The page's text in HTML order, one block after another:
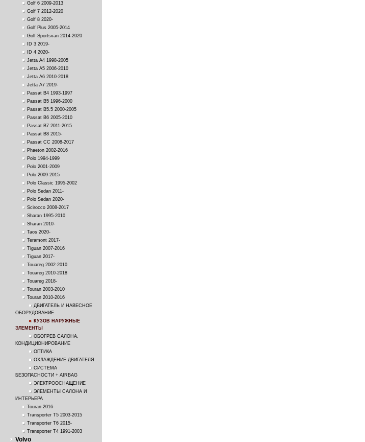
Golf 6 2009-2013
Golf 7 2012-2020
Golf 8 2020-
Golf Plus 2005-2014
Golf Sportsvan 2014-2020
ID 3 2019-
ID 4 2020-
Jetta A4 1998-2005
Jetta A5 2006-2010
Jetta A6 2010-2018
Jetta A7 2019-
Passat B4 1993-1997
Passat B5 1996-2000
Passat B5.5 2000-2005
Passat B6 2005-2010
Passat B7 2011-2015
Passat B8 2015-
Passat CC 2008-2017
Phaeton 2002-2016
Polo 1994-1999
Polo 2001-2009
Polo 2009-2015
Polo Classic 1995-2002
Polo Sedan 2011-
Polo Sedan 2020-
Scirocco 2008-2017
Sharan 1995-2010
Sharan 2010-
Taos 2020-
Teramont 2017-
Tiguan 2007-2016
Tiguan 2017-
Touareg 2002-2010
Touareg 2010-2018
Touareg 2018-
Touran 2003-2010
Touran 2010-2016
ДВИГАТЕЛЬ И НАВЕСНОЕ
ОБОРУДОВАНИЕ
КУЗОВ НАРУЖНЫЕ
ЭЛЕМЕНТЫ
ОБОГРЕВ САЛОНА,
КОНДИЦИОНИРОВАНИЕ
ОПТИКА
ОХЛАЖДЕНИЕ ДВИГАТЕЛЯ
СИСТЕМА
БЕЗОПАСНОСТИ + AIRBAG
ЭЛЕКТРООСНАЩЕНИЕ
ЭЛЕМЕНТЫ САЛОНА И
ИНТЕРЬЕРА
Touran 2016-
Transporter T5 2003-2015
Transporter T6 2015-
Transporter Т4 1991-2003
Volvo